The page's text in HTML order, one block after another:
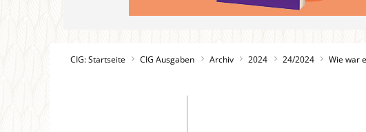
CIG: Startseite CIG Ausgaben Archiv 2024 24/2024 Wie war